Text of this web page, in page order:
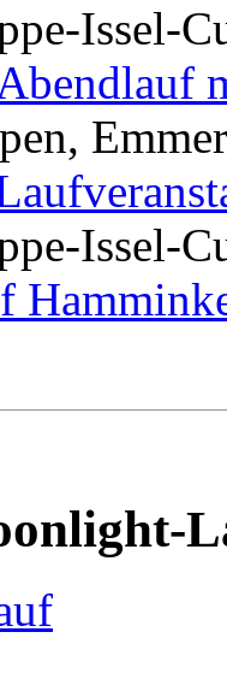
Issel-
Issel-